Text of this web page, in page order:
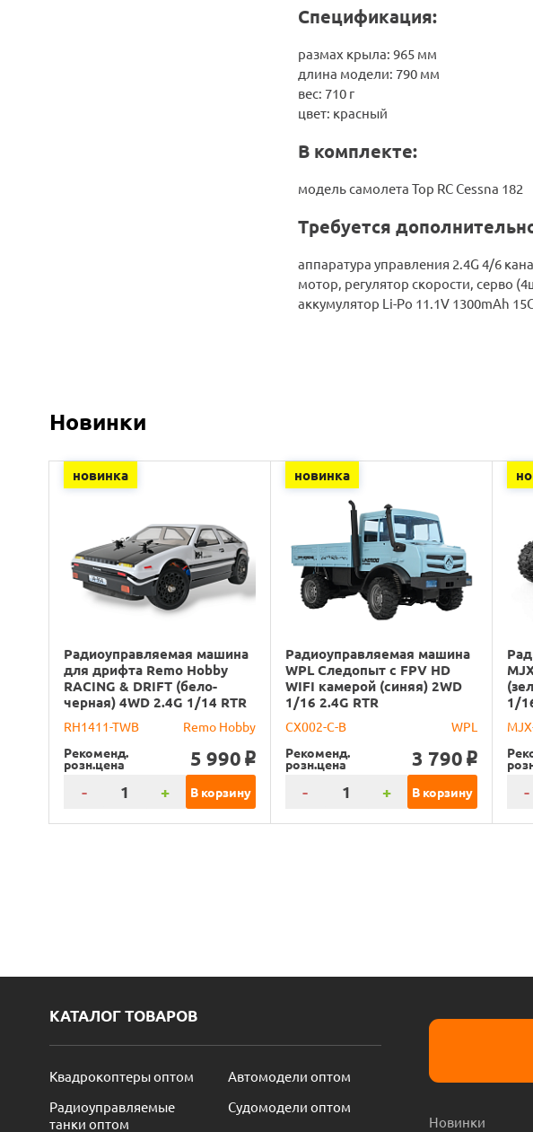
Спецификация:
размах крыла: 965 мм
длина модели: 790 мм
вес: 710 г
цвет: красный
В комплекте:
модель самолета Top RC Cessna 182
Требуется
аппаратура управления 2.4G 4/6
мотор, регулятор скорости, серво
аккумулятор Li-Po 11.1V 1300mAh
Новинки
новинка
Радиоуправляемая машина
для дрифта Remo Hobby
RACING & DRIFT (бело-
черная) 4WD 2.4G 1/14 RTR
RH1411-TWB
Remo Hobby
Рекоменд.
розн.цена 5 990 o
- + В корзину
новинка
Радиоуправляемая машина
WPL Следопыт с FPV HD
WIFI камерой (синяя) 2WD
1/16 2.4G RTR
CX002-C-B
WPL
Рекоменд.
розн.цена 3 790 o
- + В корзину
1/
-
КАТАЛОГ ТОВАРОВ
Квадрокоптеры оптом
Автомодели оптом
Радиоуправляемые
танки оптом
Судомодели оптом
Новинки